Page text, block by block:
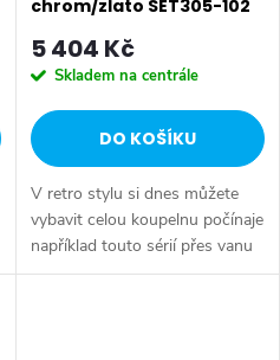
chrom/zlato SET305-102
5 404 Kč
Skladem na centrále
DO KOŠÍKU
V retro stylu si dnes můžete
vybavit celou koupelnu počínaje
například touto sérií přes vanu
Retro, doplňky Diamond až po